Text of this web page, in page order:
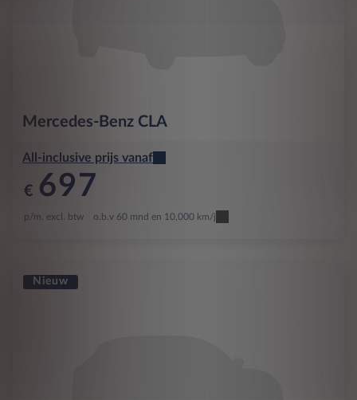
Mercedes-Benz CLA
All-inclusive prijs vanaf
€ 697
p/m. excl. btw o.b.v 60 mnd en 10,000 km/j
Nieuw